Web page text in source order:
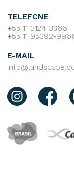
TELEFONE
+55 11 3124 3366
+55 11 95392-
E-MAIL